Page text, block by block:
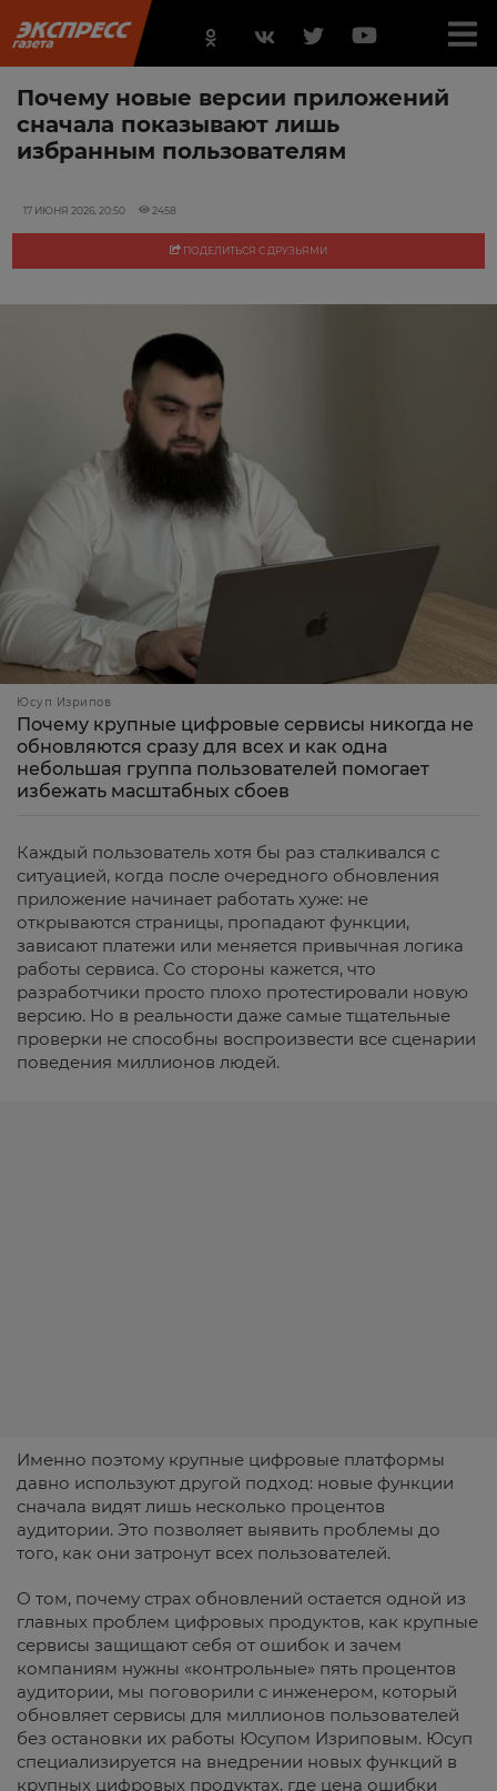
Почему новые версии приложений
сначала показывают лишь
избранным пользователям
17 ИЮНЯ 2026, 20:50 2458
ПОДЕЛИТЬСЯ С ДРУЗЬЯМИ
Юсуп Изрипов
Почему крупные цифровые сервисы никогда не
обновляются сразу для всех и как одна
небольшая группа пользователей помогает
избежать масштабных сбоев
Каждый пользователь хотя бы раз сталкивался с
ситуацией, когда после очередного обновления
приложение начинает работать хуже: не
открываются страницы, пропадают функции,
зависают платежи или меняется привычная логика
работы сервиса. Со стороны кажется, что
разработчики просто плохо протестировали новую
версию. Но в реальности даже самые тщательные
проверки не способны воспроизвести все сценарии
поведения миллионов людей.
Именно поэтому крупные цифровые платформы
давно используют другой подход: новые функции
сначала видят лишь несколько процентов
аудитории. Это позволяет выявить проблемы до
того, как они затронут всех пользователей.
О том, почему страх обновлений остается одной из
главных проблем цифровых продуктов, как крупные
сервисы защищают себя от ошибок и зачем
компаниям нужны «контрольные» пять процентов
аудитории, мы поговорили с инженером, который
обновляет сервисы для миллионов пользователей
без остановки их работы Юсупом Изриповым. Юсуп
специализируется на внедрении новых функций в
крупных цифровых продуктах, где цена ошибки